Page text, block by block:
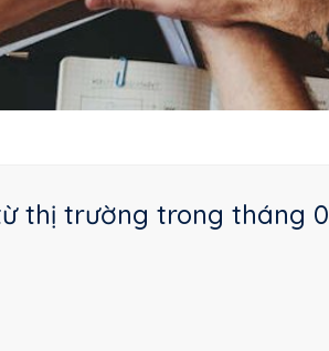
thị trường trong tháng